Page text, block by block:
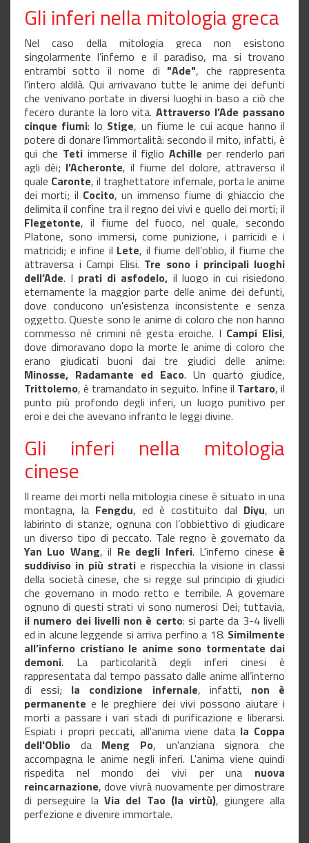
Gli inferi nella mitologia greca
Nel caso della mitologia greca non esistono
singolarmente l’inferno e il paradiso, ma si trovano
entrambi sotto il nome di "Ade", che rappresenta
l’intero aldilà. Qui arrivavano tutte le anime dei defunti
che venivano portate in diversi luoghi in baso a ciò che
fecero durante la loro vita.Attraverso l’Ade passano
cinque fiumi: lo Stige, un fiume le cui acque hanno il
potere di donare l’immortalità: secondo il mito, infatti, è
qui che Tetiimmerse il figlioAchille per renderlo pari
agli dèi; l’Acheronte, il fiume del dolore, attraverso il
quale Caronte, il traghettatore infernale, porta le anime
dei morti; il Cocito, un immenso fiume di ghiaccio che
delimita il confine tra il regno dei vivi e quello dei morti; il
Flegetonte, il fiume del fuoco, nel quale, secondo
Platone, sono immersi, come punizione, i parricidi e i
matricidi; e infine il Lete, il fiume dell’oblio, il fiume che
attraversa i Campi Elisi. Tre sono i principali luoghi
dell’Ade. I prati di asfodelo, il luogo in cui risiedono
eternamente la maggior parte delle anime dei defunti,
dove conducono un'esistenza inconsistente e senza
oggetto. Queste sono le anime di coloro che non hanno
commesso né crimini né gesta eroiche. I Campi Elisi,
dove dimoravano dopo la morte le anime di coloro che
erano giudicati buoni dai tre giudici delle anime:
Minosse, Radamante ed Eaco. Un quarto giudice,
Trittolemo, è tramandato in seguito. Infine il Tartaro, il
punto più profondo degli inferi, un luogo punitivo per
eroi e dei che avevano infranto le leggi divine.
Gli inferi nella mitologia
cinese
Il reame dei morti nella mitologia cinese è situato in una
montagna, la Fengdu, ed è costituito dal Diyu, un
labirinto di stanze, ognuna con l’obbiettivo di giudicare
un diverso tipo di peccato. Tale regno è governato da
Yan Luo Wang, il Re degli Inferi. L'inferno cinese è
suddiviso in più strati e rispecchia la visione in classi
della società cinese, che si regge sul principio di giudici
che governano in modo retto e terribile. A governare
ognuno di questi strati vi sono numerosi Dei; tuttavia,
il numero dei livelli non è certo: si parte da 3-4 livelli
ed in alcune leggende si arriva perfino a 18. Similmente
all’inferno cristiano le anime sono tormentate dai
demoni. La particolarità degli inferi cinesi è
rappresentata dal tempo passato dalle anime all’interno
di essi; la condizione infernale, infatti, non è
permanente e le preghiere dei vivi possono aiutare i
morti a passare i vari stadi di purificazione e liberarsi.
Espiati i propri peccati, all'anima viene data la Coppa
dell'Oblio da Meng Po, un'anziana signora che
accompagna le anime negli inferi. L'anima viene quindi
rispedita nel mondo dei vivi per una nuova
reincarnazione, dove vivrà nuovamente per dimostrare
di perseguire laVia del Tao (la virtù), giungere alla
perfezione e divenire immortale.